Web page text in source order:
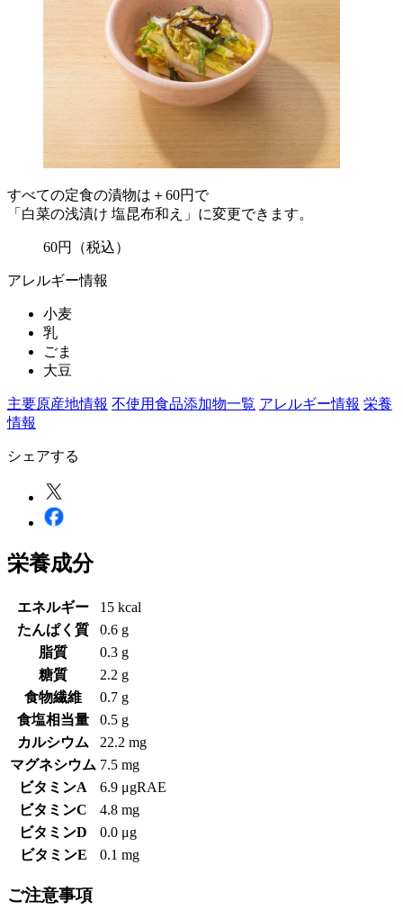
すべての定食の漬物は＋60円で
「白菜の浅漬け 塩昆布和え」に変更できます。
60円 （税込）
アレルギー情報
小麦
乳
ごま
大豆
主要原産地情報 不使用食品添加物一覧 アレルギー情報 栄養
情報
シェアする
栄養成分
エネルギー
15 kcal
たんぱく質
0.6 g
脂質
0.3 g
糖質
2.2 g
食物繊維
0.7 g
食塩相当量
0.5 g
カルシウム
22.2 mg
マグネシウム 7.5 mg
ビタミンA
6.9 μgRAE
ビタミンC
4.8 mg
ビタミンD
0.0 μg
ビタミンE
0.1 mg
ご注意事項